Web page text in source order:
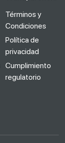
Términos y
Condiciones
Política de
privacidad
Cumplimiento
regulatorio